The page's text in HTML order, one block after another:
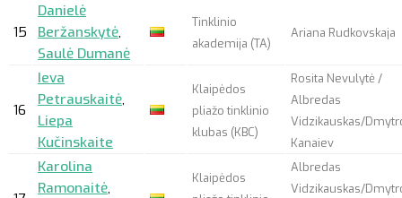
15
Danielė
Beržanskytė,
Saulė Dumanė
Tinklinio
akademija (TA)
Ariana Rudkovskaja
16
Ieva
Petrauskaitė,
Liepa
Kučinskaite
Klaipėdos
pliažo tinklinio
klubas (KBC)
Rosita Nevulytė /
Albredas
Vidzikauskas/
Kanaiev
Karolina
Ramonaitė,
Klaipėdos
Albredas
Vidzikauskas/